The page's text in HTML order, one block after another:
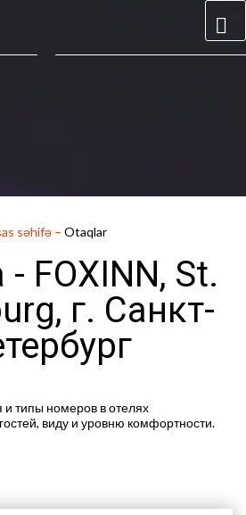
səhifə – Otaqlar
FOXINN, St.
г. Санкт-
типы номеров в отелях
виду и уровню комфортности.